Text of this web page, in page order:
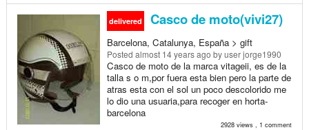
delivered Casco de moto(vivi27)
Barcelona, Catalunya, España > gift
Posted almost 14 years ago by user jorge1990
Casco de moto de la marca vitageii, es de la
talla s o m,por fuera esta bien pero la parte de
atras esta con el sol un poco descolorido me
lo dio una usuaria,para recoger en horta-
barcelona
2928 views , 1 comment